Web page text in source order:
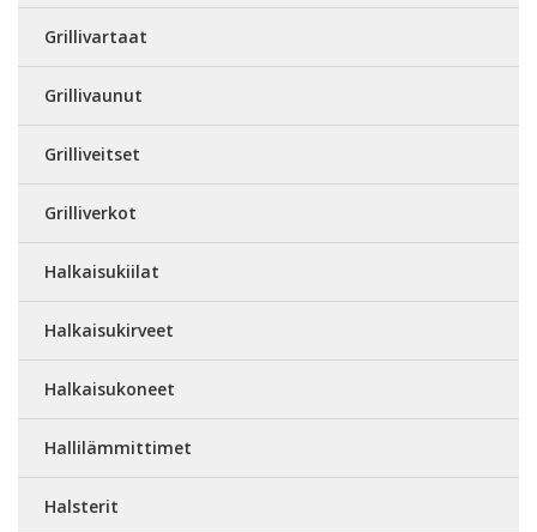
Grillivartaat
Grillivaunut
Grilliveitset
Grilliverkot
Halkaisukiilat
Halkaisukirveet
Halkaisukoneet
Hallilämmittimet
Halsterit